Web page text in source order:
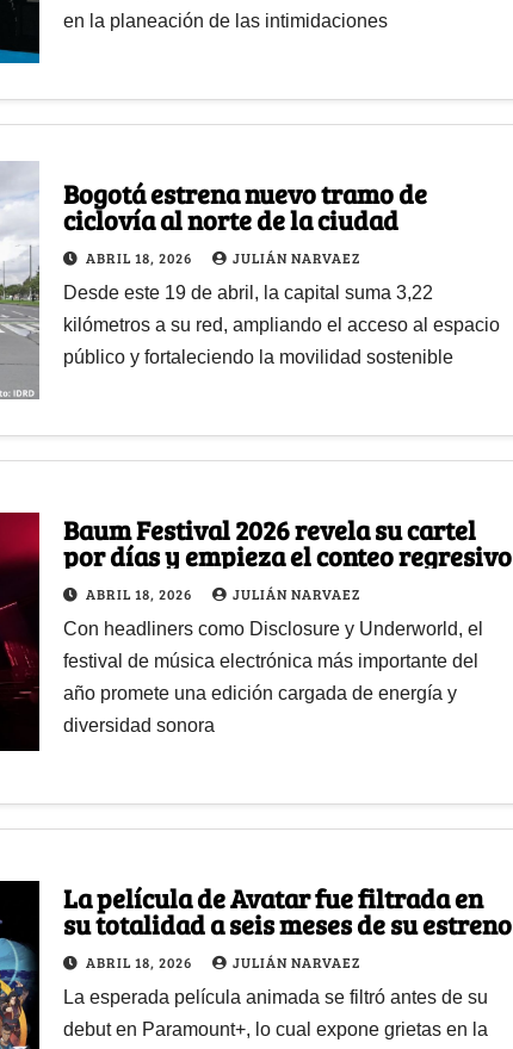
en la planeación de las intimidaciones
Bogotá estrena nuevo tramo de
ciclovía al norte de la ciudad
ABRIL 18, 2026 JULIÁN NARVAEZ
Desde este 19 de abril, la capital suma 3,22
kilómetros a su red, ampliando el acceso al espacio
público y fortaleciendo la movilidad sostenible
Baum Festival 2026 revela su cartel
por días y empieza el conteo regresivo
ABRIL 18, 2026 JULIÁN NARVAEZ
Con headliners como Disclosure y Underworld, el
festival de música electrónica más importante del
año promete una edición cargada de energía y
diversidad sonora
La película de Avatar fue filtrada en
su totalidad a seis meses de su estreno
ABRIL 18, 2026 JULIÁN NARVAEZ
La esperada película animada se filtró antes de su
debut en Paramount+, lo cual expone grietas en la